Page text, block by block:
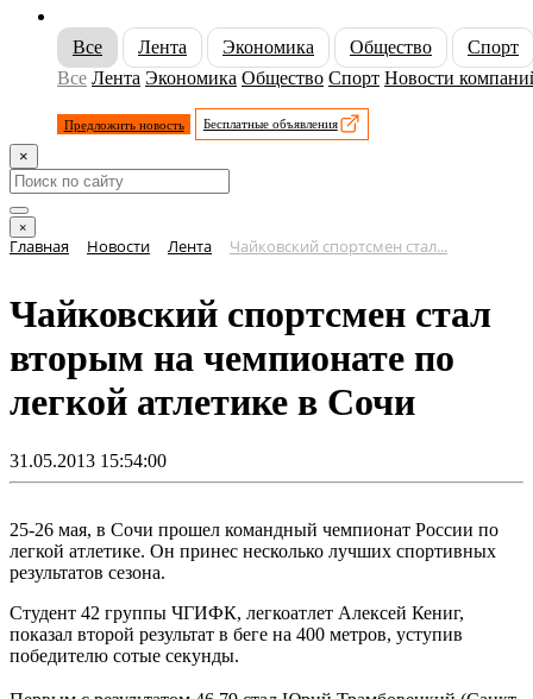
Все
Лента Экономика Общество
Спорт
Все Лента Экономика Общество Спорт Новости
Предложить новость Бесплатные объявления
×
×
Главная Новости Лента Чайковский спортсмен стал...
Чайковский спортсмен стал
вторым на чемпионате по
легкой атлетике в Сочи
31.05.2013 15:54:00
25-26 мая, в Сочи прошел командный чемпионат России по
легкой атлетике. Он принес несколько лучших спортивных
результатов сезона.
Студент 42 группы ЧГИФК, легкоатлет Алексей Кениг,
показал второй результат в беге на 400 метров, уступив
победителю сотые секунды.